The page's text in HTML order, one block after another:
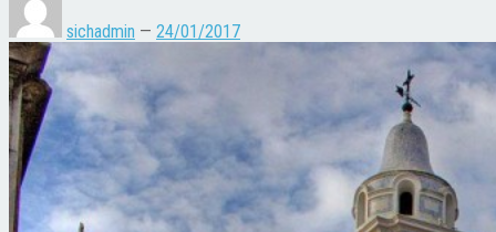
sichadmin — 24/01/2017